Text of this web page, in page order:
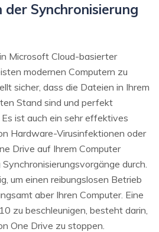
der Synchronisierung
Microsoft Cloud-basierter
modernen Computern zu
sicher, dass die Dateien in Ihrem
Stand sind und perfekt
ist auch ein sehr effektives
Hardware-Virusinfektionen oder
Drive auf Ihrem Computer
durch.
um einen reibungslosen Betrieb
aber Ihren Computer. Eine
zu beschleunigen, besteht darin,
One Drive zu stoppen.